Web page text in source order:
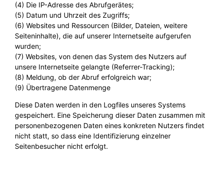
(4) Die IP-Adresse des Abrufgerätes;
(5) Datum und Uhrzeit des Zugriffs;
(6) Websites und Ressourcen (Bilder, Dateien, weitere
Seiteninhalte), die auf unserer Internetseite aufgerufen
wurden;
(7) Websites, von denen das System des Nutzers auf
unsere Internetseite gelangte (Referrer-Tracking);
(8) Meldung, ob der Abruf erfolgreich war;
(9) Übertragene Datenmenge
Diese Daten werden in den Logfiles unseres Systems
gespeichert. Eine Speicherung dieser Daten zusammen mit
personenbezogenen Daten eines konkreten Nutzers findet
nicht statt, so dass eine Identifizierung einzelner
Seitenbesucher nicht erfolgt.